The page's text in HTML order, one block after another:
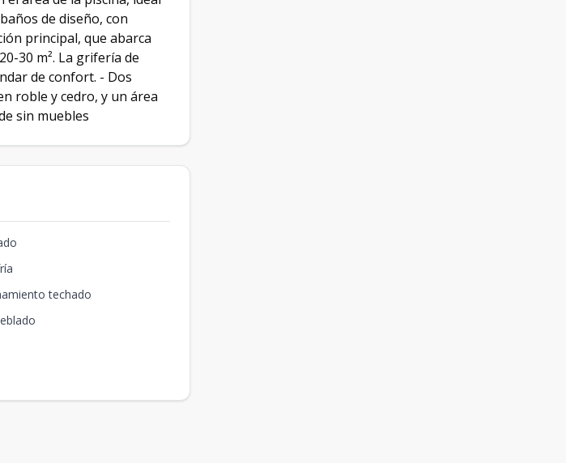
de diseño, con
principal, que abarca
30 m². La grifería de
de confort. - Dos
roble y cedro, y un área
sin muebles
techado